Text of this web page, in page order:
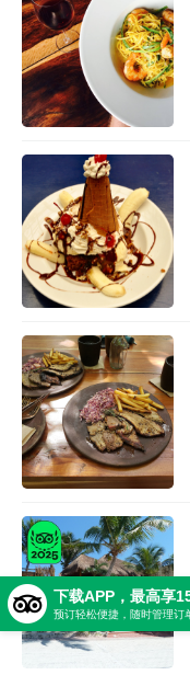
下载APP，最高享
预订轻松便捷，随时管理订